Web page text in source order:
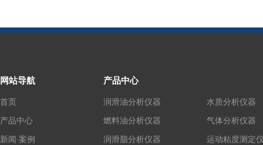
网站导航
首页
产品中心
新闻·案例
产品中心
润滑油分析仪器
燃料油分析仪器
润滑脂分析仪器
水质分析仪器
气体分析仪器
运动粘度测定